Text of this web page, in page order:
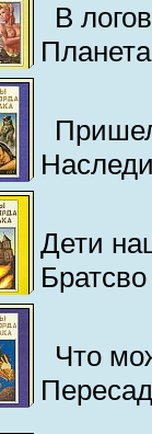
В
Дети
Что